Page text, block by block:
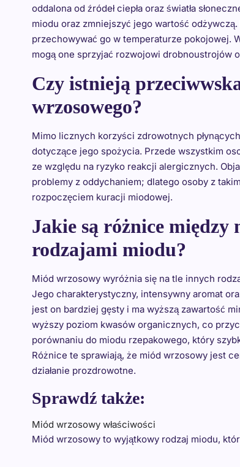
oddalona od źródeł ciepła oraz światła
miodu oraz zmniejszyć jego wartość
przechowywać go w temperaturze pokojowej.
mogą one sprzyjać rozwojowi drobnoustrojów
Czy istnieją
wrzosowego?
Mimo licznych korzyści zdrowotnych
dotyczące jego spożycia. Przede wszystkim
ze względu na ryzyko reakcji alergicznych.
problemy z oddychaniem; dlatego osoby z
rozpoczęciem kuracji miodowej.
Jakie są różnice
rodzajami miodu?
Miód wrzosowy wyróżnia się na tle innych
Jego charakterystyczny, intensywny aromat
jest on bardziej gęsty i ma wyższą zawartość
wyższy poziom kwasów organicznych, co
porównaniu do miodu rzepakowego, który
Różnice te sprawiają, że miód wrzosowy jest
działanie prozdrowotne.
Sprawdź także:
Miód wrzosowy właściwości
Miód wrzosowy to wyjątkowy rodzaj miodu,